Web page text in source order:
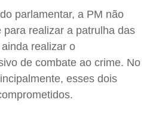
parlamentar, a PM não
realizar a patrulha das
realizar o
de combate ao crime. No
esses dois